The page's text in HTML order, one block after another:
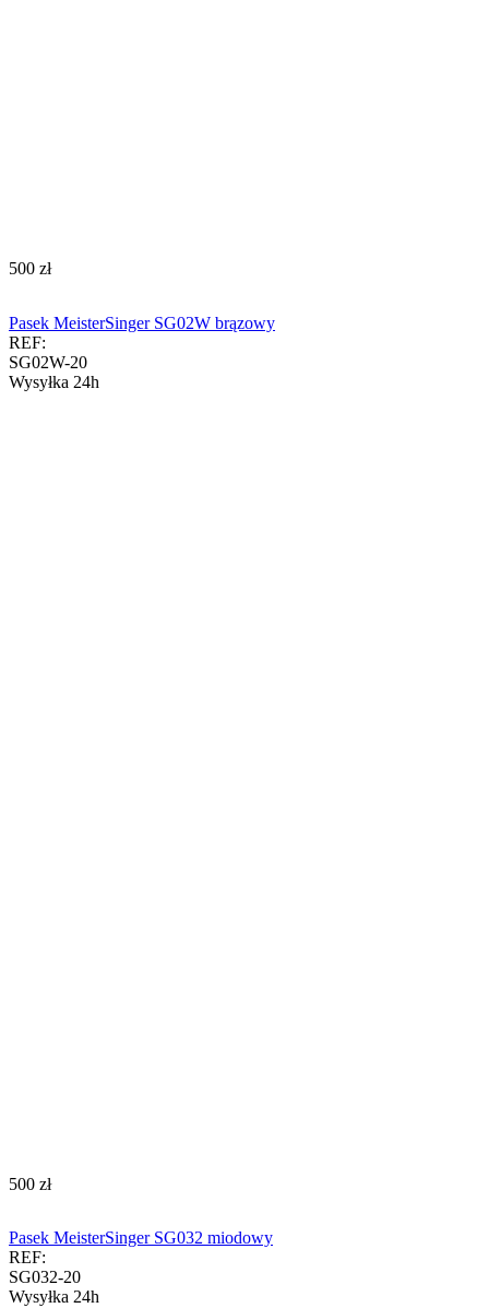
‍500‍ zł
Pasek MeisterSinger SG02W brązowy
REF:
SG02W-20
Wysyłka 24h
‍500‍ zł
Pasek MeisterSinger SG032 miodowy
REF:
SG032-20
Wysyłka 24h